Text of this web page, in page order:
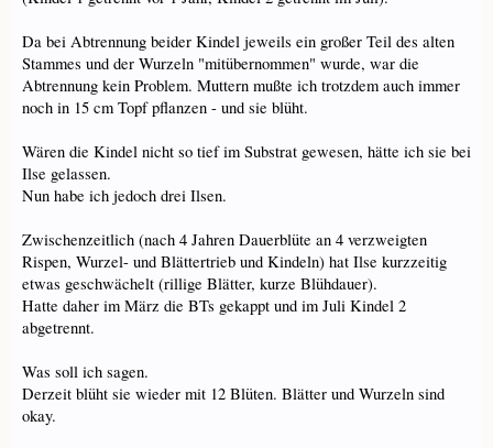
Da bei Abtrennung beider Kindel jeweils ein großer Teil des alten
Stammes und der Wurzeln "mitübernommen" wurde, war die
Abtrennung kein Problem. Muttern mußte ich trotzdem auch immer
noch in 15 cm Topf pflanzen - und sie blüht.
Wären die Kindel nicht so tief im Substrat gewesen, hätte ich sie bei
Ilse gelassen.
Nun habe ich jedoch drei Ilsen.
Zwischenzeitlich (nach 4 Jahren Dauerblüte an 4 verzweigten
Rispen, Wurzel- und Blättertrieb und Kindeln) hat Ilse kurzzeitig
etwas geschwächelt (rillige Blätter, kurze Blühdauer).
Hatte daher im März die BTs gekappt und im Juli Kindel 2
abgetrennt.
Was soll ich sagen.
Derzeit blüht sie wieder mit 12 Blüten. Blätter und Wurzeln sind
okay.